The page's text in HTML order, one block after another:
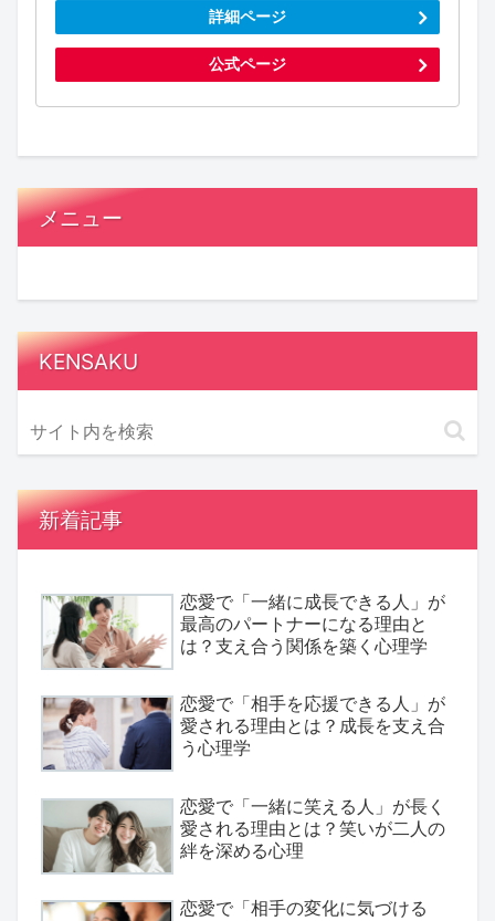
詳細ページ
公式ページ
メニュー
KENSAKU
新着記事
恋愛で「一緒に成長できる人」が
最高のパートナーになる理由と
は？支え合う関係を築く心理学
恋愛で「相手を応援できる人」が
愛される理由とは？成長を支え合
う心理学
恋愛で「一緒に笑える人」が長く
愛される理由とは？笑いが二人の
絆を深める心理
恋愛で「相手の変化に気づける